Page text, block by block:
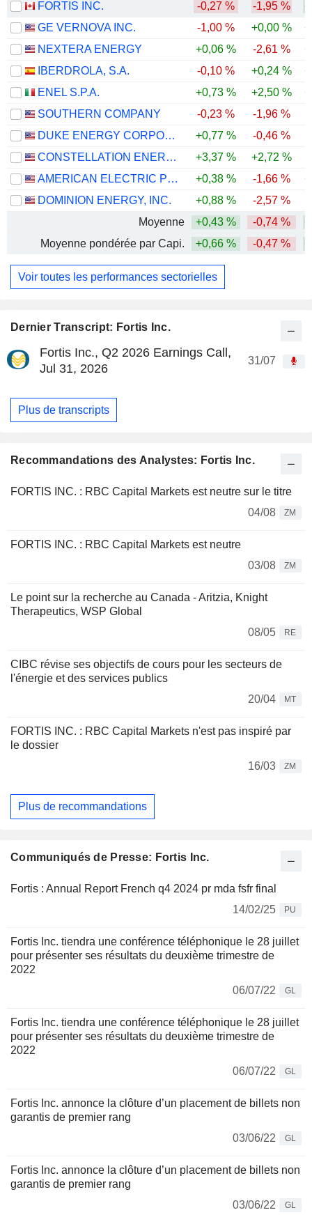
Dernier Transcript: Fortis Inc.
Fortis Inc., Q2 2026 Earnings Call,
Jul 31, 2026
31/07
Plus de transcripts
Recommandations des Analystes: Fortis Inc.
FORTIS INC. : RBC Capital Markets est neutre sur le titre
04/08
ZM
FORTIS INC. : RBC Capital Markets est neutre
03/08
ZM
Le point sur la recherche au Canada - Aritzia, Knight
Therapeutics, WSP Global
08/05
RE
CIBC révise ses objectifs de cours pour les secteurs de
l'énergie et des services publics
20/04
MT
FORTIS INC. : RBC Capital Markets n'est pas inspiré par
le dossier
16/03
ZM
Plus de recommandations
Communiqués de Presse: Fortis Inc.
Fortis : Annual Report French q4 2024 pr mda fsfr final
14/02/25
PU
Fortis Inc. tiendra une conférence téléphonique le 28 juillet
pour présenter ses résultats du deuxième trimestre de
2022
06/07/22
GL
Fortis Inc. tiendra une conférence téléphonique le 28 juillet
pour présenter ses résultats du deuxième trimestre de
2022
06/07/22
GL
Fortis Inc. annonce la clôture d’un placement de billets non
garantis de premier rang
03/06/22
GL
Fortis Inc. annonce la clôture d’un placement de billets non
garantis de premier rang
03/06/22
GL
FORTIS INC. -0,27 % -1,95 %
GE VERNOVA INC.
-1,00 % +0,00 %
NEXTERA ENERGY
+0,06 % -2,61 %
IBERDROLA, S.A.
-0,10 % +0,24 %
ENEL S.P.A.
+0,73 % +2,50 %
SOUTHERN COMPANY
-0,23 % -1,96 %
DUKE ENERGY CORPORATION
+0,77 % -0,46 %
CONSTELLATION ENERGY CORPORATION
+3,37 % +2,72 %
AMERICAN ELECTRIC POWER COMPANY, INC.
+0,38 % -1,66 %
DOMINION ENERGY, INC.
+0,88 % -2,57 %
Moyenne
+0,43 % -0,74 %
Moyenne pondérée par Capi.
+0,66 % -0,47 %
Voir toutes les performances sectorielles